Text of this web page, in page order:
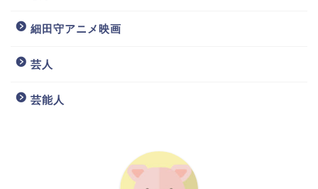
細田守アニメ映画
芸人
芸能人